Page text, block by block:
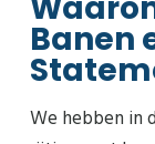
Banen
We hebben in